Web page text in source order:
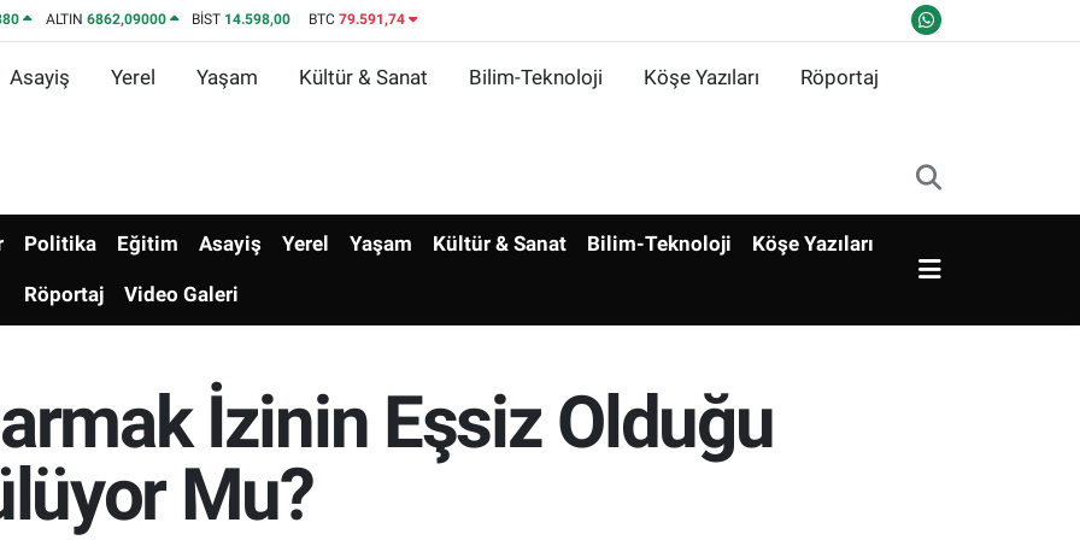
ALTIN 6862,09000 BİST 14.598,00 BTC 79.591,74
Asayiş Yerel Yaşam Kültür & Sanat Bilim-Teknoloji Köşe Yazıları Röportaj
Politika Eğitim Asayiş Yerel Yaşam Kültür & Sanat Bilim-Teknoloji Köşe Yazıları
Röportaj Video Galeri
İzinin Eşsiz Olduğu
Mu?